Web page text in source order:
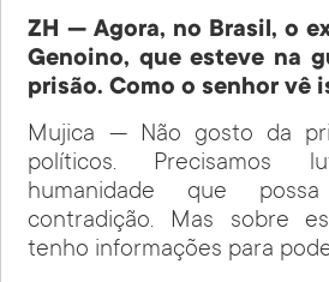
ZH — Agora, no Brasil, o
Genoino, que esteve na
prisão. Como o senhor vê
Mujica — Não gosto da
políticos. Precisamos
humanidade que
contradição. Mas sobre
tenho informações para